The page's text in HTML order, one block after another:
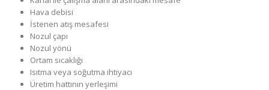
Hava debisi
İstenen atış mesafesi
Nozul çapı
Nozul yönü
Ortam sıcaklığı
Isıtma veya soğutma ihtiyacı
Üretim hattının yerleşimi